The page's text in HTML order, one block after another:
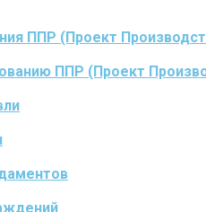
ППР (Проект
ППР (Проект